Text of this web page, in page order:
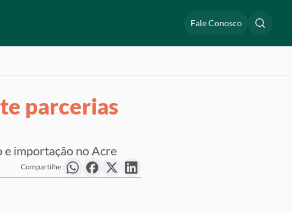
Fale Conosco
parcerias
e importação no Acre
Compartilhe: